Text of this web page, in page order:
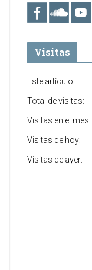
Visitas
Este artículo:
Total de visitas:
Visitas en el mes:
Visitas de hoy:
Visitas de ayer: